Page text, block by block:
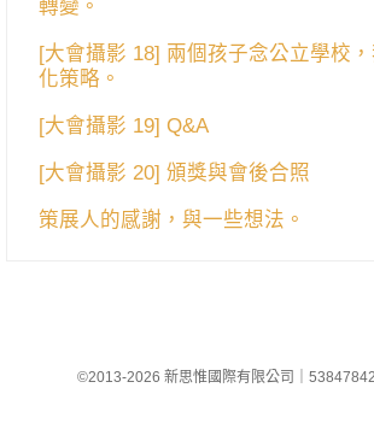
轉變。
[大會攝影 18] 兩個孩子念公立學校
化策略。
[大會攝影 19] Q&A
[大會攝影 20] 頒獎與會後合照
策展人的感謝，與一些想法。
©2013-2026 新思惟國際有限公司 53847842